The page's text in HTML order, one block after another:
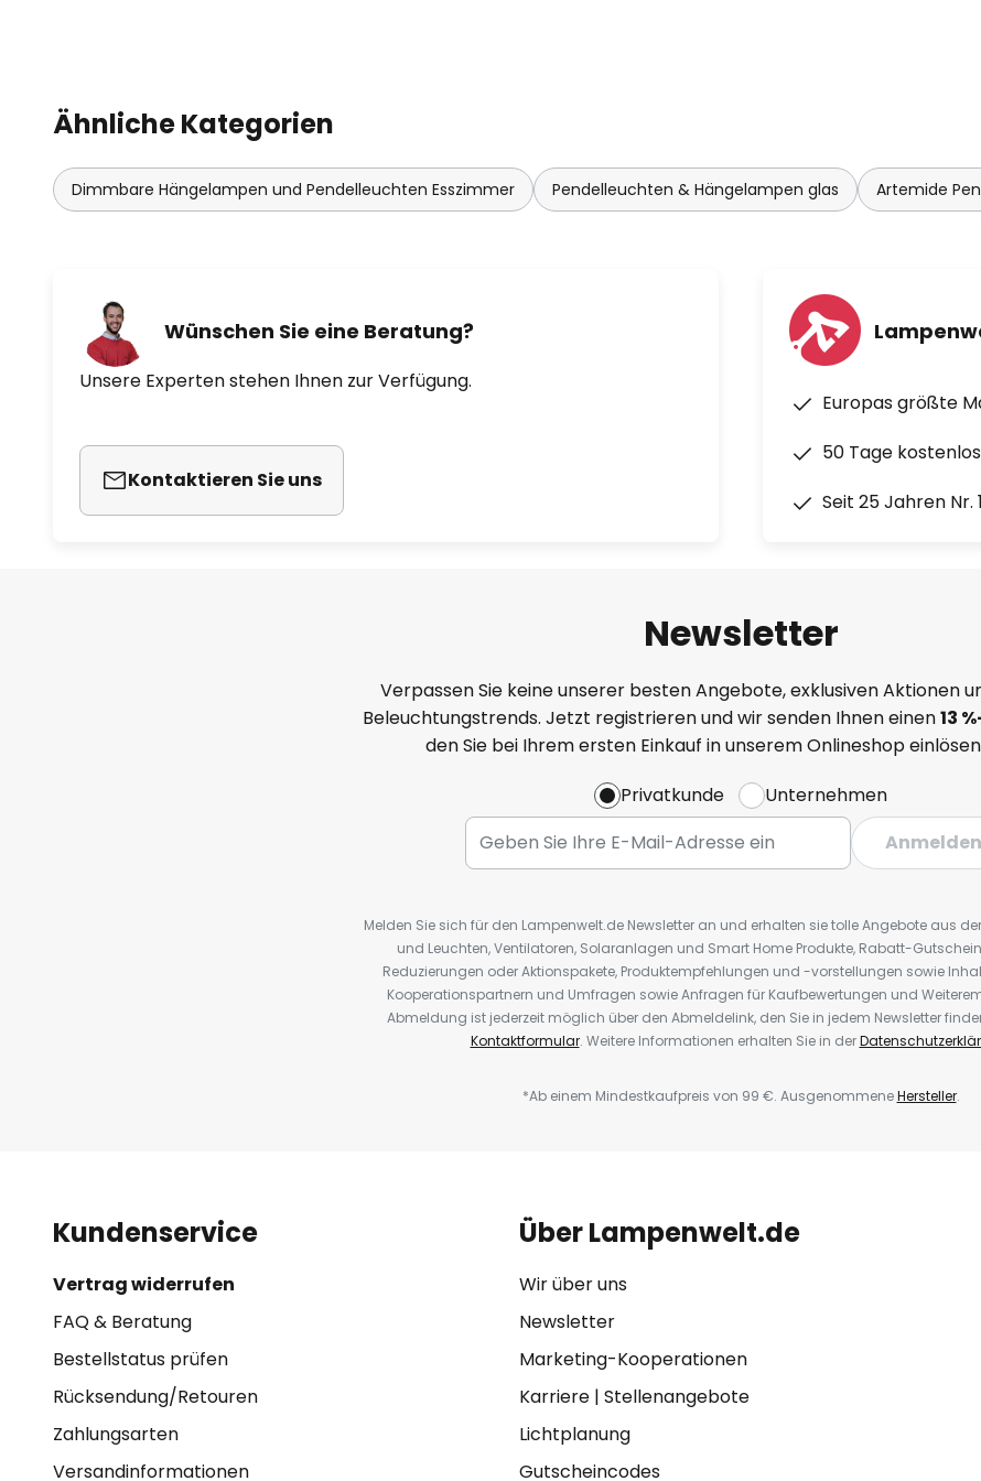
Ähnliche Kategorien
Dimmbare Hängelampen und Pendelleuchten Esszimmer Pendelleuchten & Hängelampen glas Artemide
Wünschen Sie eine Beratung?
Unsere Experten stehen Ihnen zur Verfügung.
Kontaktieren Sie uns
Europas größte
50 Tage
Seit 25 Jahren Nr.
Newsletter
Verpassen Sie keine unserer besten Angebote, exklusiven Aktionen
Beleuchtungstrends. Jetzt registrieren und wir senden Ihnen einen13 %
den Sie bei Ihrem ersten Einkauf in unserem Onlineshop
Privatkunde
Unternehmen
Anmelden
Melden Sie sich für den Lampenwelt.de Newsletter an und erhalten sie tolle Angebote aus
und Leuchten, Ventilatoren, Solaranlagen und Smart Home Produkte, Rabatt-
Reduzierungen oder Aktionspakete, Produktempfehlungen und -vorstellungen sowie
Kooperationspartnern und Umfragen sowie Anfragen für Kaufbewertungen und
Abmeldung ist jederzeit möglich über den Abmeldelink, den Sie in jedem Newsletter
Kontaktformular. Weitere Informationen erhalten Sie in der
*Ab einem Mindestkaufpreis von 99 €. AusgenommeneHersteller.
Kundenservice
Vertrag widerrufen
FAQ & Beratung
Bestellstatus prüfen
Rücksendung/Retouren
Zahlungsarten
Versandinformationen
Über Lampenwelt.de
Wir über uns
Newsletter
Marketing-Kooperationen
Karriere| Stellenangebote
Lichtplanung
Gutscheincodes